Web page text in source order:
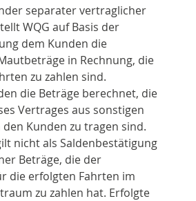
separater vertraglicher
WQG auf Basis der
dem Kunden die
in Rechnung, die
zu zahlen sind.
die Beträge berechnet, die
Vertrages aus sonstigen
Kunden zu tragen sind.
nicht als Saldenbestätigung
Beträge, die der
die erfolgten Fahrten im
zu zahlen hat. Erfolgte